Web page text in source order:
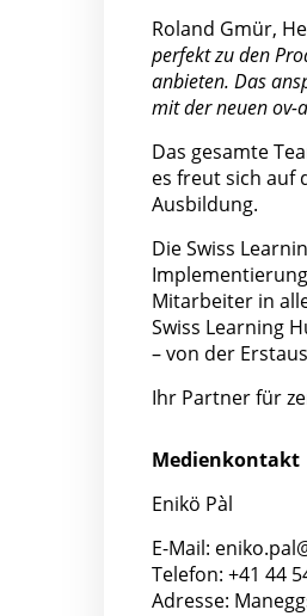
Roland Gmür,
perfekt zu den
anbieten. Das
mit der neuen ov-
Das gesamte
es freut sich auf
Ausbildung.
Die Swiss
Mitarbeiter in
Swiss Learning
– von der
Ihr Partner für
Medienkontakt
Enikö Pàl
E-Mail:
Telefon: +41 44
Adresse: